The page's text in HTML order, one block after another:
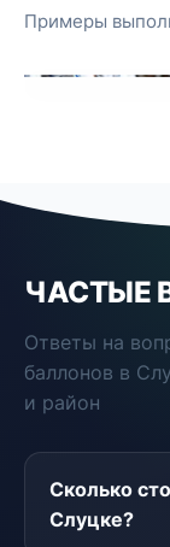
Примеры
ЧАСТЫЕ
Ответы на
баллонов в
и район
Сколько
Слуцке?